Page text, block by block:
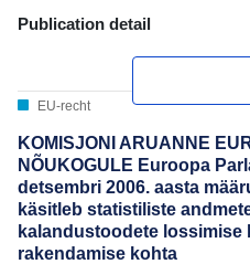
Publication Detail
Publication detail
EU-recht
KOMISJONI ARUANNE
NÕUKOGULE Euroopa
detsembri 2006. aasta
käsitleb statistiliste
kalandustoodete
rakendamise kohta